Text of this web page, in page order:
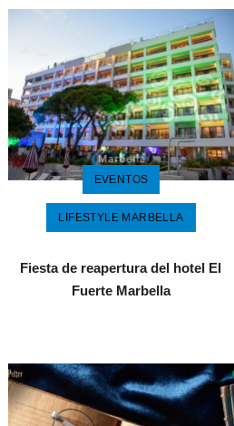
EVENTOS
LIFESTYLE MARBELLA
Fiesta de reapertura del hotel El
Fuerte Marbella